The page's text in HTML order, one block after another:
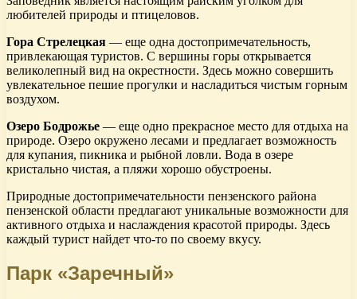
любителей природы и птицеловов.
Гора Стрелецкая — еще одна достопримечательность,
привлекающая туристов. С вершины горы открывается
великолепный вид на окрестности. Здесь можно совершить
увлекательное пешие прогулки и насладиться чистым горным
воздухом.
Озеро Бодрожье — еще одно прекрасное место для отдыха на
природе. Озеро окружено лесами и предлагает возможность
для купания, пикника и рыбной ловли. Вода в озере
кристально чистая, а пляжи хорошо обустроены.
Природные достопримечательности пензенского района
пензенской области предлагают уникальные возможности для
активного отдыха и наслаждения красотой природы. Здесь
каждый турист найдет что-то по своему вкусу.
Парк «Заречный»